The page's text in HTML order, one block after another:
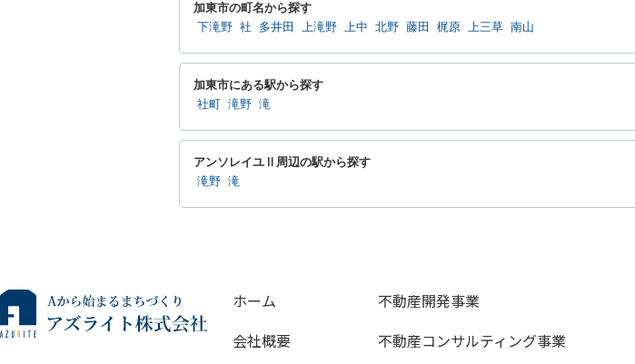
加東市の町名から探す
下滝野 社 多井田 上滝野 上中 北野 藤田 梶原 上三草 南山
加東市にある駅から探す
社町 滝野 滝
アンソレイユⅡ周辺の駅から探す
滝野 滝
ホーム
会社概要
不動産開発事業
不動産コンサルティング事業